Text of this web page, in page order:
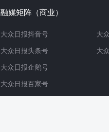
融媒矩阵（商业）
大众日报抖音号
大众日报头条号
大众日报企鹅号
大众日报百家号
大
大